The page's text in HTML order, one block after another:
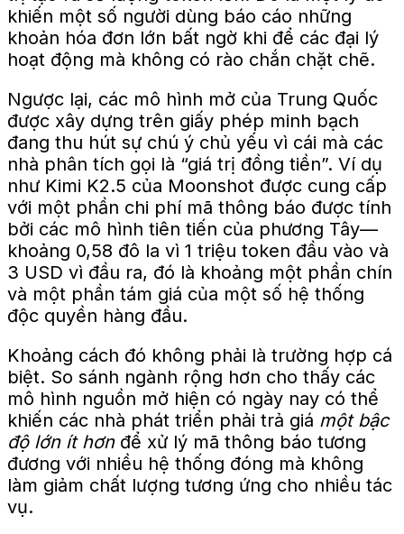
khiến một số người dùng báo cáo những
khoản hóa đơn lớn bất ngờ khi để các đại lý
hoạt động mà không có rào chắn chặt chẽ.
Ngược lại, các mô hình mở của Trung Quốc
được xây dựng trên giấy phép minh bạch
đang thu hút sự chú ý chủ yếu vì cái mà các
nhà phân tích gọi là “giá trị đồng tiền”. Ví dụ
như Kimi K2.5 của Moonshot được cung cấp
với một phần chi phí mã thông báo được tính
bởi các mô hình tiên tiến của phương Tây—
khoảng 0,58 đô la vì 1 triệu token đầu vào và
3 USD vì đầu ra, đó là khoảng một phần chín
và một phần tám giá của một số hệ thống
độc quyền hàng đầu.
Khoảng cách đó không phải là trường hợp cá
biệt. So sánh ngành rộng hơn cho thấy các
mô hình nguồn mở hiện có ngày nay có thể
khiến các nhà phát triển phải trả giá một bậc
độ lớn ít hơnđể xử lý mã thông báo tương
đương với nhiều hệ thống đóng mà không
làm giảm chất lượng tương ứng cho nhiều tác
vụ.